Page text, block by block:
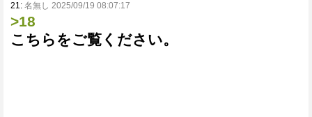
21: 名無し 2025/09/19 08:07:17
>18
こちらをご覧ください。